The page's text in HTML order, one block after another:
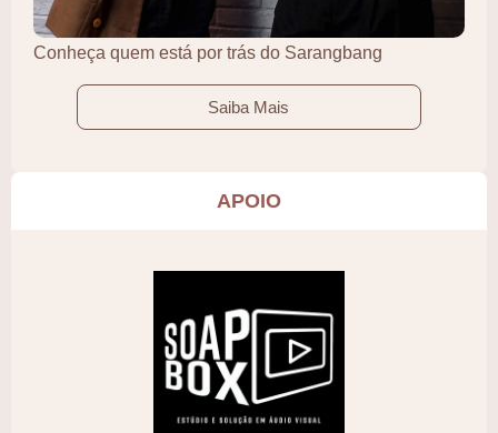
Conheça quem está por trás do Sarangbang
Saiba Mais
APOIO